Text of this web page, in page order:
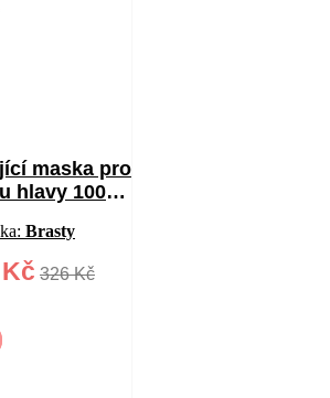
maska pro
hlavy 100
Brasty
326 Kč